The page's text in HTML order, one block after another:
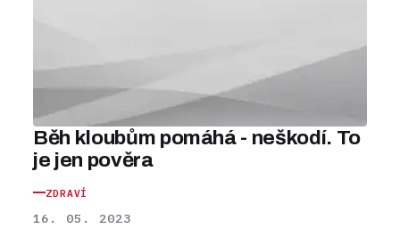
Běh kloubům pomáhá - neškodí. To
je jen pověra
ZDRAVÍ
16. 05. 2023